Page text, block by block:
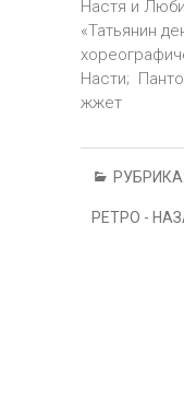
Настя и
«Татьянин
Насти;
жжет
РУБРИКА:
РЕТРО -